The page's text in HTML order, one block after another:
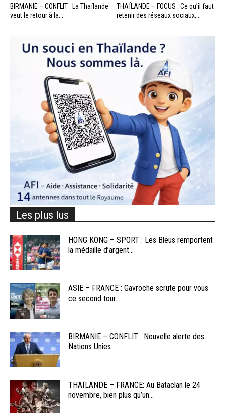
BIRMANIE – CONFLIT : La Thaïlande
veut le retour à la...
THAÏLANDE – FOCUS : Ce qu’il faut
retenir des réseaux sociaux,...
Les plus lus
HONG KONG – SPORT : Les Bleus remportent
la médaille d’argent...
ASIE – FRANCE : Gavroche scrute pour vous
ce second tour...
BIRMANIE – CONFLIT : Nouvelle alerte des
Nations Unies
THAÏLANDE – FRANCE: Au Bataclan le 24
novembre, bien plus qu’un...